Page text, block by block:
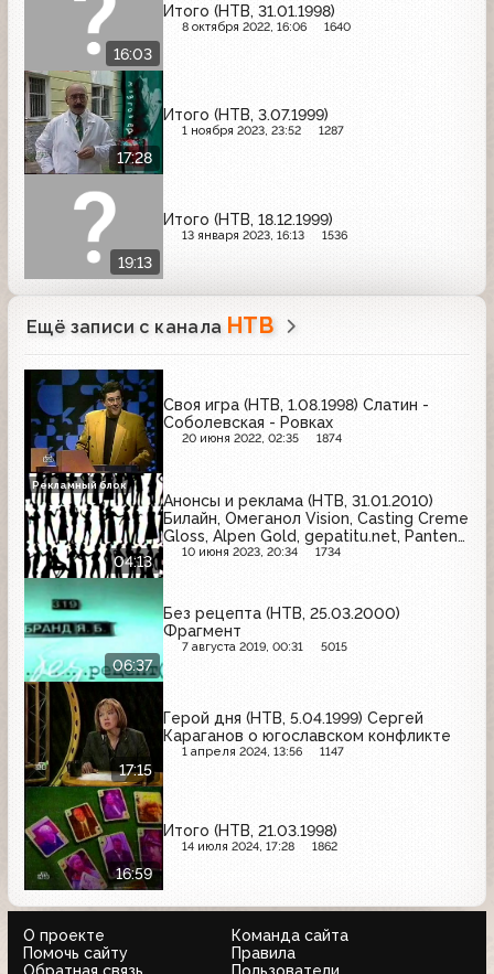
16:03
Итого (НТВ, 31.01.1998)
8 октября 2022, 16:06 1640
17:28
Итого (НТВ, 3.07.1999)
1 ноября 2023, 23:52 1287
19:13
Итого (НТВ, 18.12.1999)
13 января 2023, 16:13 1536
Ещё записи с канала НТВ
Своя игра (НТВ, 1.08.1998) Слатин -
Соболевская - Ровках
20 июня 2022, 02:35 1874
04:13
Анонсы и реклама (НТВ, 31.01.2010)
Билайн, Омеганол Vision, Casting Creme
Gloss, Alpen Gold, gepatitu.net, Pantene
Pro-V, Но-Шпа
10 июня 2023, 20:34 1734
Рекламный блок
06:37
Без рецепта (НТВ, 25.03.2000)
Фрагмент
7 августа 2019, 00:31 5015
17:15
Герой дня (НТВ, 5.04.1999) Сергей
Караганов о югославском конфликте
1 апреля 2024, 13:56 1147
16:59
Итого (НТВ, 21.03.1998)
14 июля 2024, 17:28 1862
О проекте
Команда сайта
Помочь сайту
Правила
Обратная связь
Пользователи